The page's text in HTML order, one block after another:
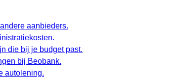
aanbieders.
die bij je budget past.
bij Beobank.
autolening.